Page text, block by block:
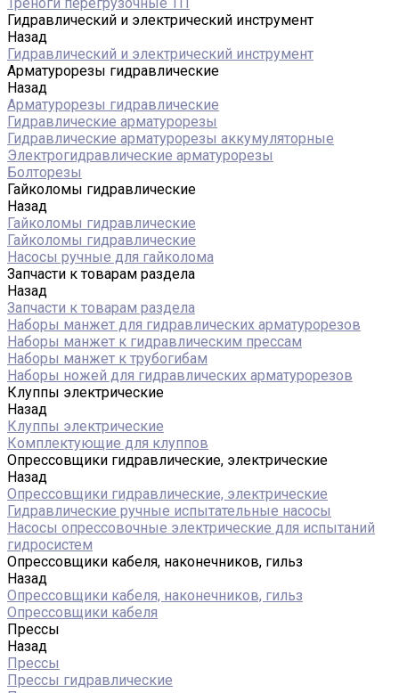
Гидравлический и электрический инструмент
Назад
Гидравлический и электрический инструмент
Арматурорезы гидравлические
Назад
Арматурорезы гидравлические
Гидравлические арматурорезы
Гидравлические арматурорезы аккумуляторные
Электрогидравлические арматурорезы
Болторезы
Гайколомы гидравлические
Назад
Гайколомы гидравлические
Гайколомы гидравлические
Насосы ручные для гайколома
Запчасти к товарам раздела
Назад
Запчасти к товарам раздела
Наборы манжет для гидравлических арматурорезов
Наборы манжет к гидравлическим прессам
Наборы манжет к трубогибам
Наборы ножей для гидравлических арматурорезов
Клуппы электрические
Назад
Клуппы электрические
Комплектующие для клуппов
Опрессовщики гидравлические, электрические
Назад
Опрессовщики гидравлические, электрические
Гидравлические ручные испытательные насосы
Насосы опрессовочные электрические для испытаний
гидросистем
Опрессовщики кабеля, наконечников, гильз
Назад
Опрессовщики кабеля, наконечников, гильз
Опрессовщики кабеля
Прессы
Назад
Прессы
Прессы гидравлические